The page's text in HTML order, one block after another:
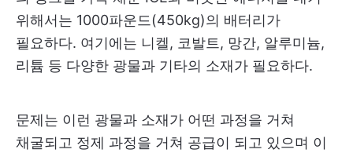
위해서는 1000파운드(450kg)의 배터리가
필요하다. 여기에는 니켈, 코발트, 망간, 알루미늄,
리튬 등 다양한 광물과 기타의 소재가 필요하다.
문제는 이런 광물과 소재가 어떤 과정을 거쳐
채굴되고 정제 과정을 거쳐 공급이 되고 있으며 이